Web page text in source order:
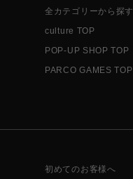
全カテゴリーから探す
culture TOP
POP-UP SHOP TOP
PARCO GAMES TOP
初めてのお客様へ